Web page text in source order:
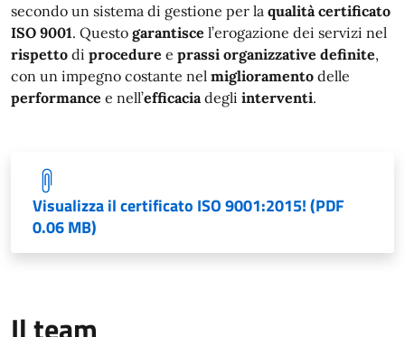
secondo un sistema di gestione per la qualità certificato
ISO 9001. Questo garantisce l’erogazione dei servizi nel
rispetto di procedure e prassi organizzative definite,
con un impegno costante nel miglioramento delle
performance e nell’efficaciadegli interventi.
Visualizza il certificato ISO 9001:2015! (PDF
0.06 MB)